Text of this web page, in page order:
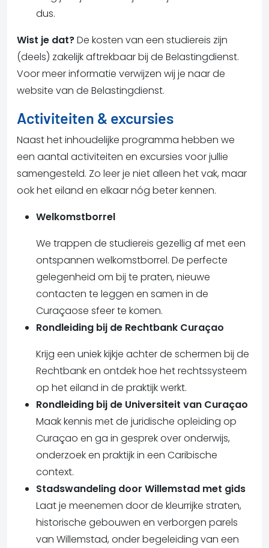
dus.
Wist je dat?De kosten van een studiereis zijn
(deels) zakelijk aftrekbaar bij de Belastingdienst.
Voor meer informatie verwijzen wij je naar de
website van de Belastingdienst.
Activiteiten & excursies
Naast het inhoudelijke programma hebben we
een aantal activiteiten en excursies voor jullie
samengesteld. Zo leer je niet alleen het vak, maar
ook het eiland en elkaar nóg beter kennen.
Welkomstborrel
We trappen de studiereis gezellig af met een
ontspannen welkomstborrel. De perfecte
gelegenheid om bij te praten, nieuwe
contacten te leggen en samen in de
Curaçaose sfeer te komen.
Rondleiding bij de Rechtbank Curaçao
Krijg een uniek kijkje achter de schermen bij de
Rechtbank en ontdek hoe het rechtssysteem
op het eiland in de praktijk werkt.
Rondleiding bij de Universiteit van Curaçao
Maak kennis met de juridische opleiding op
Curaçao en ga in gesprek over onderwijs,
onderzoek en praktijk in een Caribische
context.
Stadswandeling door Willemstad met gids
Laat je meenemen door de kleurrijke straten,
historische gebouwen en verborgen parels
van Willemstad, onder begeleiding van een